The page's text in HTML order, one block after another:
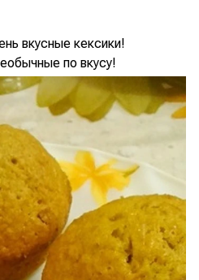
вкусные кексики!
по вкусу!